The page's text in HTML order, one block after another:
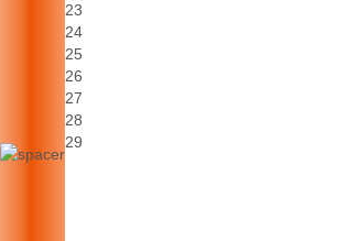
23
24
25
26
27
28
29